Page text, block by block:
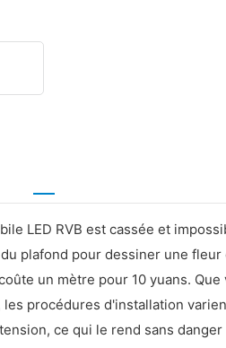
LED RVB est cassée et
plafond pour dessiner une
un mètre pour 10 yuans.
procédures d'installation
ce qui le rend sans